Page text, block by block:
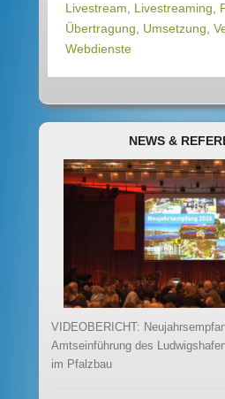
Livestream
Livestreaming
Übertragung
Umsetzung
Webdienste
NEWS &
VIDEOBERICHT:
Amtseinführung des
im Pfalzbau